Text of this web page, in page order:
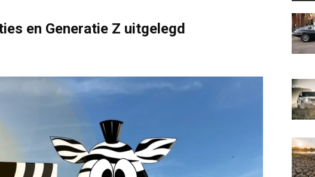
en Generatie Z uitgelegd